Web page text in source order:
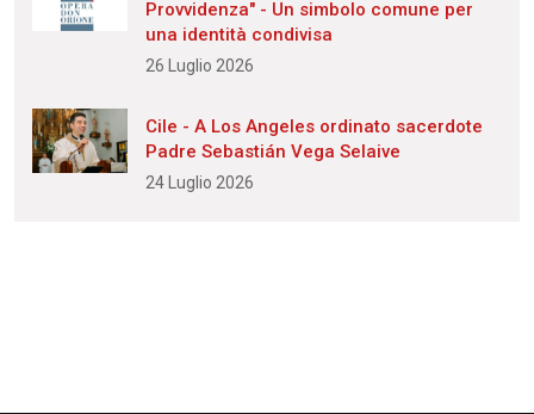
Provvidenza" - Un simbolo comune per
una identità condivisa
26 Luglio 2026
Cile - A Los Angeles ordinato sacerdote
Padre Sebastián Vega Selaive
24 Luglio 2026